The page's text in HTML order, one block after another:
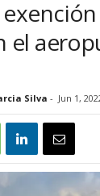
el
Silva - Jun 1,